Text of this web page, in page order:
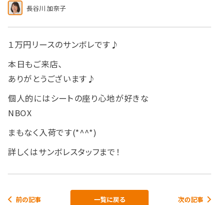
長谷川 加奈子
１万円リースのサンボレです♪
本日もご来店、
ありがとうございます♪
個人的にはシートの座り心地が好きな
NBOX
まもなく入荷です(*^^*)
詳しくはサンボレスタッフまで！
前の記事 一覧に戻る 次の記事